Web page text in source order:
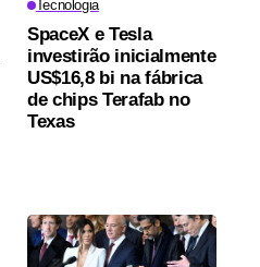
Tecnologia
SpaceX e Tesla
investirão inicialmente
US$16,8 bi na fábrica
de chips Terafab no
Texas